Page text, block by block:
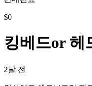
$0
킹베드or 헤
2달 전